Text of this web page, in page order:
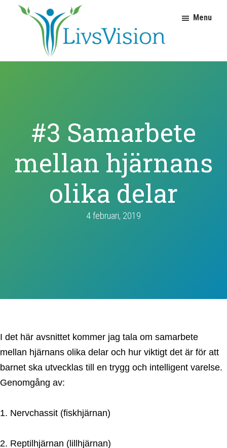
Hoppa
huvudnavigering
Hoppa
huvudinnehåll
LivsVision
Menu
#3 Samarbete
mellan hjärnans
olika delar
4 februari, 2019
I det här avsnittet kommer jag tala om samarbete
mellan hjärnans olika delar och hur viktigt det är för att
barnet ska utvecklas till en trygg och intelligent varelse.
Genomgång av:
1. Nervchassit (fiskhjärnan)
2. Reptilhjärnan (lillhjärnan)